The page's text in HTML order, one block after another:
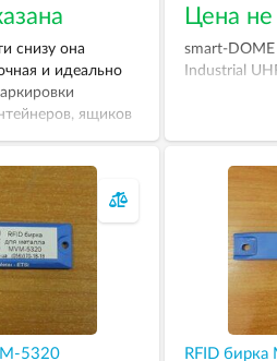
снизу она
и идеально
ящиков
Цена не
smart-DOME
Industrial
5320 RFID